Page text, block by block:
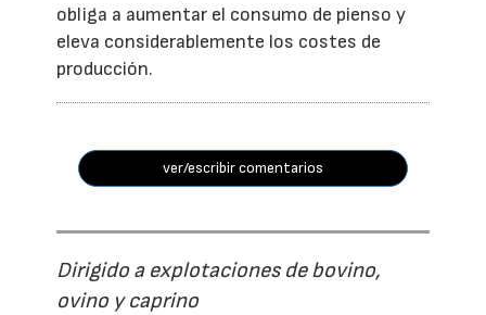
obliga a aumentar el consumo de pienso y
eleva considerablemente los costes de
producción.
ver/escribir comentarios
Dirigido a explotaciones de bovino,
ovino y caprino